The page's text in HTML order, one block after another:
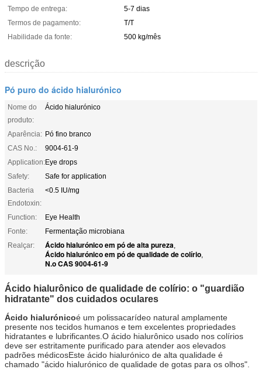
Tempo de entrega:
5-7 dias
Termos de pagamento:
T/T
Habilidade da fonte:
500 kg/mês
descrição
Pó puro do ácido hialurónico
Nome do
produto:
Ácido hialurónico
Aparência: Pó fino branco
CAS No.:
9004-61-9
Application:Eye drops
Safety:
Safe for application
Bacteria
Endotoxin:
<0.5 IU/mg
Function:
Eye Health
Fonte:
Fermentação microbiana
Realçar:
Ácido hialurónico em pó de alta pureza,
Ácido hialurónico em pó de qualidade de colírio,
N.o CAS 9004-61-9
Ácido hialurônico de qualidade de colírio: o "guardião
hidratante" dos cuidados oculares
Ácido hialurónicoé um polissacarídeo natural amplamente
presente nos tecidos humanos e tem excelentes propriedades
hidratantes e lubrificantes.O ácido hialurônico usado nos colírios
deve ser estritamente purificado para atender aos elevados
padrões médicosEste ácido hialurónico de alta qualidade é
chamado "ácido hialurónico de qualidade de gotas para os olhos".